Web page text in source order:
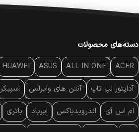
دسته‌های محصولات
ACER
ALL IN ONE
ASUS
HUAWEI
آداپتور لپ تاپ
آنتن‌ های وایرلس اسپیکر
ام اس آی
اندرویدباکس ایرپاد باتری